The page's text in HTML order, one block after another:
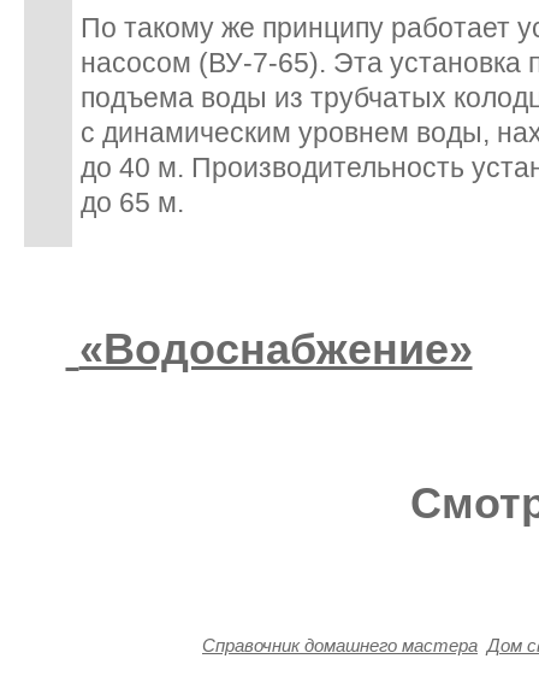
По такому же принципу работает
насосом (ВУ-7-65). Эта установка
подъема воды из трубчатых
с динамическим уровнем воды,
до 40 м. Производительность
до 65 м.
«Водоснабжение»
Справочник домашнего мастера Дом